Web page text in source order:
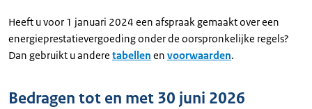
Heeft u voor 1 januari 2024 een afspraak gemaakt over een
energieprestatievergoeding onder de oorspronkelijke regels?
Dan gebruikt u andere tabellen en voorwaarden.
Bedragen tot en met 30 juni 2026